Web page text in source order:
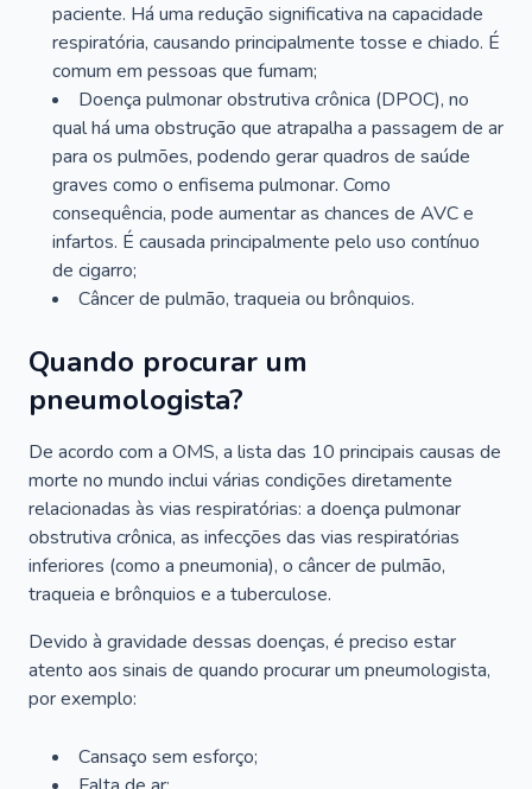
paciente. Há uma redução significativa na capacidade
respiratória, causando principalmente tosse e chiado. É
comum em pessoas que fumam;
Doença pulmonar obstrutiva crônica (DPOC), no
qual há uma obstrução que atrapalha a passagem de ar
para os pulmões, podendo gerar quadros de saúde
graves como o enfisema pulmonar. Como
consequência, pode aumentar as chances de AVC e
infartos. É causada principalmente pelo uso contínuo
de cigarro;
Câncer de pulmão, traqueia ou brônquios.
Quando procurar um
pneumologista?
De acordo com a OMS, a lista das 10 principais causas de
morte no mundo inclui várias condições diretamente
relacionadas às vias respiratórias: a doença pulmonar
obstrutiva crônica, as infecções das vias respiratórias
inferiores (como a pneumonia), o câncer de pulmão,
traqueia e brônquios e a tuberculose.
Devido à gravidade dessas doenças, é preciso estar
atento aos sinais de quando procurar um pneumologista,
por exemplo:
Cansaço sem esforço;